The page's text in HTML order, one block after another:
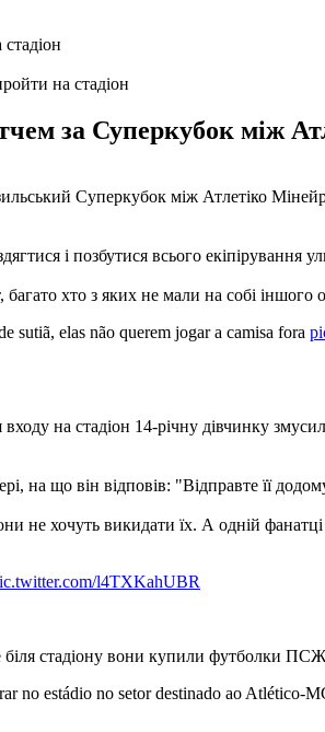
на стадіон
за Суперкубок між
Суперкубок між Атлетіко
і позбутися всього екіпірування
багато хто з яких не мали на собі
sutiã, elas não querem jogar a camisa fora
на стадіон 14-річну дівчинку
на що він відповів: "Відправте її
не хочуть викидати їх. А одній
l4TXKahUBR
стадіону вони купили футболки
no estádio no setor destinado ao Atlético-